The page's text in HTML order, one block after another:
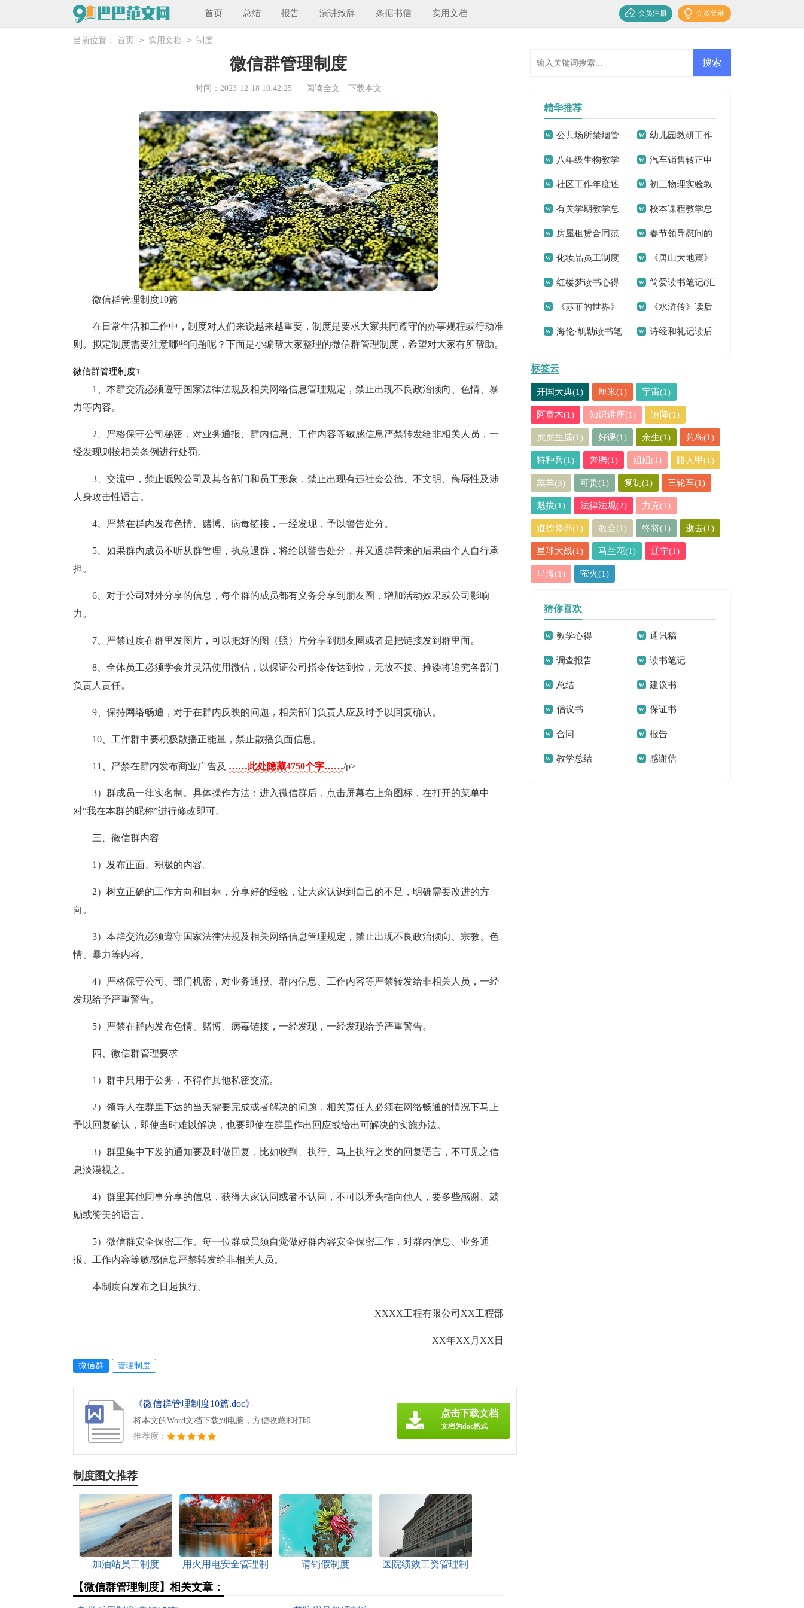
首页 总结 报告 演讲致辞 条据书信 实用文档 会员登录
会员注册
当前位置： 首页 > 实用文档 > 制度
微信群管理制度
时间：2023-12-18 10:42:25 阅读全文 下载本文
微信群管理制度10篇
在日常生活和工作中，制度对人们来说越来越重要，制度是要求大家共同遵守的办事规程或行动准
则。拟定制度需要注意哪些问题呢？下面是小编帮大家整理的微信群管理制度，希望对大家有所帮助。
微信群管理制度1
1、本群交流必须遵守国家法律法规及相关网络信息管理规定，禁止出现不良政治倾向、色情、暴
力等内容。
2、严格保守公司秘密，对业务通报、群内信息、工作内容等敏感信息严禁转发给非相关人员，一
经发现则按相关条例进行处罚。
3、交流中，禁止诋毁公司及其各部门和员工形象，禁止出现有违社会公德、不文明、侮辱性及涉
人身攻击性语言。
4、严禁在群内发布色情、赌博、病毒链接，一经发现，予以警告处分。
5、如果群内成员不听从群管理，执意退群，将给以警告处分，并又退群带来的后果由个人自行承
担。
6、对于公司对外分享的信息，每个群的成员都有义务分享到朋友圈，增加活动效果或公司影响
力。
7、严禁过度在群里发图片，可以把好的图（照）片分享到朋友圈或者是把链接发到群里面。
8、全体员工必须学会并灵活使用微信，以保证公司指令传达到位，无故不接、推诿将追究各部门
负责人责任。
9、保持网络畅通，对于在群内反映的问题，相关部门负责人应及时予以回复确认。
10、工作群中要积极散播正能量，禁止散播负面信息。
11、严禁在群内发布商业广告及 ……此处隐藏4750个字……/p>
3）群成员一律实名制。具体操作方法：进入微信群后，点击屏幕右上角图标，在打开的菜单中
对“我在本群的昵称”进行修改即可。
三、微信群内容
1）发布正面、积极的内容。
2）树立正确的工作方向和目标，分享好的经验，让大家认识到自己的不足，明确需要改进的方
向。
3）本群交流必须遵守国家法律法规及相关网络信息管理规定，禁止出现不良政治倾向、宗教、色
情、暴力等内容。
4）严格保守公司、部门机密，对业务通报、群内信息、工作内容等严禁转发给非相关人员，一经
发现给予严重警告。
5）严禁在群内发布色情、赌博、病毒链接，一经发现，一经发现给予严重警告。
四、微信群管理要求
1）群中只用于公务，不得作其他私密交流。
2）领导人在群里下达的当天需要完成或者解决的问题，相关责任人必须在网络畅通的情况下马上
予以回复确认，即使当时难以解决，也要即使在群里作出回应或给出可解决的实施办法。
3）群里集中下发的通知要及时做回复，比如收到、执行、马上执行之类的回复语言，不可见之信
息淡漠视之。
4）群里其他同事分享的信息，获得大家认同或者不认同，不可以矛头指向他人，要多些感谢、鼓
励或赞美的语言。
5）微信群安全保密工作。每一位群成员须自觉做好群内容安全保密工作，对群内信息、业务通
报、工作内容等敏感信息严禁转发给非相关人员。
本制度自发布之日起执行。
XXXX工程有限公司XX工程部
XX年XX月XX日
微信群 管理制度
《微信群管理制度10篇.doc》
将本文的Word文档下载到电脑，方便收藏和打印
推荐度：
点击下载文档
文档为doc格式
制度图文推荐
加油站员工制度
用火用电安全管理制
请销假制度
医院绩效工资管理制
【微信群管理制度】相关文章：
精华推荐
公共场所禁烟管
理制度
幼儿园教研工作
总结15篇
八年级生物教学
计划精选15篇
汽车销售转正申
请书13篇
社区工作年度述
职报告
初三物理实验教
学总结
有关学期教学总
结
校本课程教学总
结
房屋租赁合同范
本(15篇)
春节领导慰问的
通讯稿
化妆品员工制度
(7篇)
《唐山大地震》
观后感合集15篇
红楼梦读书心得
通用15篇
简爱读书笔记(汇
编15篇)
《苏菲的世界》
读书心得
《水浒传》读后
感精选15篇
海伦·凯勒读书笔 诗经和礼记读后
标签云
开国大典(1) 厘米(1) 宇宙(1)
阿童木(1) 知识讲座(1) 迫降(1)
虎虎生威(1) 好课(1) 余生(1) 荒岛(1)
特种兵(1) 奔腾(1) 姐姐(1) 路人甲(1)
羔羊(3) 可贵(1) 复制(1) 三轮车(1)
魁拔(1) 法律法规(2) 力克(1)
道德修养(1) 教会(1) 终将(1) 逝去(1)
星球大战(1) 马兰花(1) 辽宁(1)
星海(1) 萤火(1)
猜你喜欢
教学心得 通讯稿
调查报告 读书笔记
总结 建议书
倡议书 保证书
合同 报告
教学总结 感谢信